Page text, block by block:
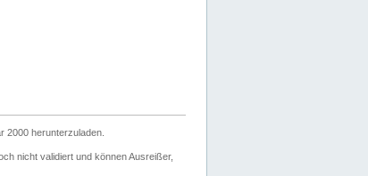
2000 herunterzuladen.
nicht validiert und können Ausreißer,